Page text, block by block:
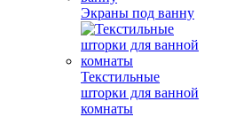
Экраны под ванну
Текстильные
шторки для ванной
комнаты